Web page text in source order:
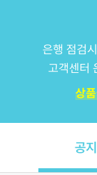
은행 점검
고객센터
상
공